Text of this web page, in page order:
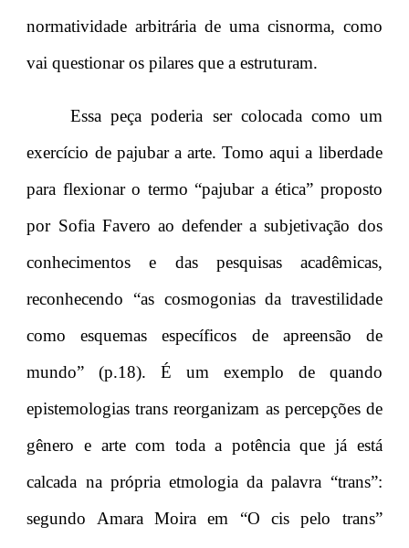
normatividade arbitrária de uma cisnorma, como
vai questionar os pilares que a estruturam.
Essa peça poderia ser colocada como um
exercício de pajubar a arte. Tomo aqui a liberdade
para flexionar o termo “pajubar a ética” proposto
por Sofia Favero ao defender a subjetivação dos
conhecimentos e das pesquisas acadêmicas,
reconhecendo “as cosmogonias da travestilidade
como esquemas específicos de apreensão de
mundo” (p.18). É um exemplo de quando
epistemologias trans reorganizam as percepções de
gênero e arte com toda a potência que já está
calcada na própria etmologia da palavra “trans”:
segundo Amara Moira em “O cis pelo trans”